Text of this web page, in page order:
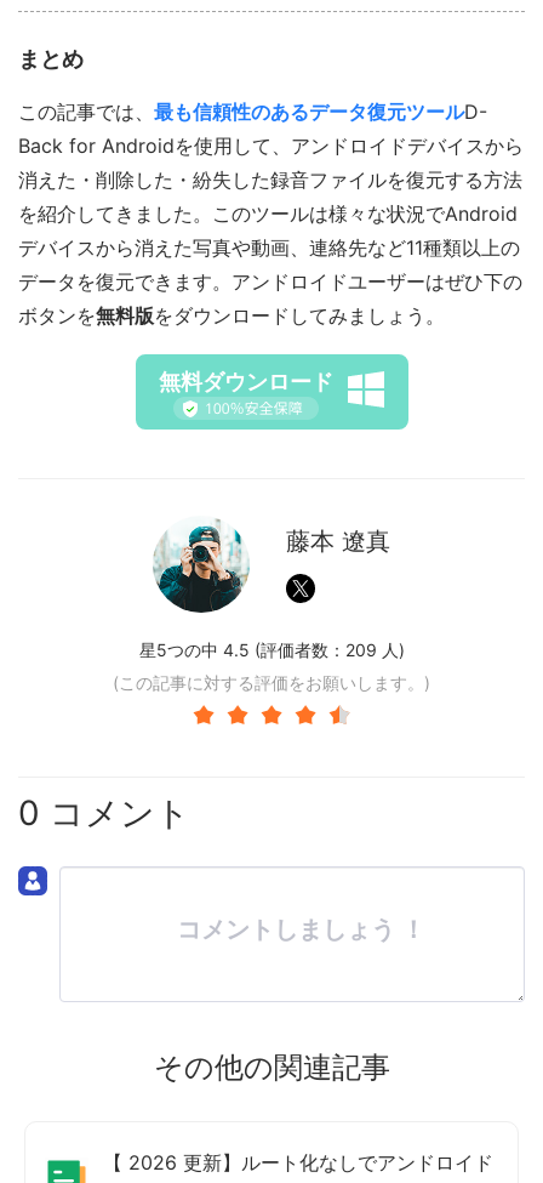
まとめ
この記事では、 最も信頼性のあるデータ復元ツールD-
Back for Androidを使用して、アンドロイドデバイスから
消えた・削除した・紛失した録音ファイルを復元する方法
を紹介してきました。このツールは様々な状況でAndroid
デバイスから消えた写真や動画、連絡先など11種類以上の
データを復元できます。アンドロイドユーザーはぜひ下の
ボタンを無料版をダウンロードしてみましょう。
無料ダウンロード
藤本 遼真
星5つの中 4.5 (評価者数： 209 人)
(この記事に対する評価をお願いします。)
0 コメント
コメントしましょう ！
その他の関連記事
【 2026 更新】ルート化なしでアンドロイド